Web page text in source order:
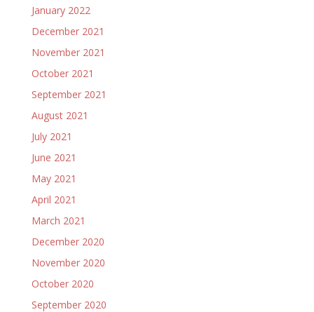
January 2022
December 2021
November 2021
October 2021
September 2021
August 2021
July 2021
June 2021
May 2021
April 2021
March 2021
December 2020
November 2020
October 2020
September 2020